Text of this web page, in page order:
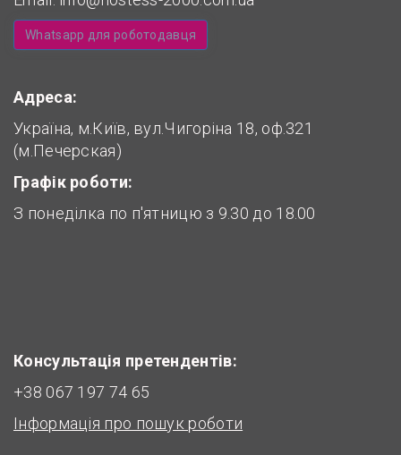
Whatsapp для роботодавця
Адреса:
Україна, м.Київ, вул.Чигоріна 18, оф.321
(м.Печерская)
Графік роботи:
З понеділка по п'ятницю з 9.30 до 18.00
Консультація претендентів:
+38 067 197 74 65
Інформація про пошук роботи